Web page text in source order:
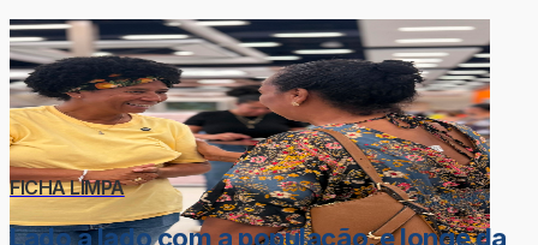
FICHA LIMPA
Lado a lado com a população, e longe da